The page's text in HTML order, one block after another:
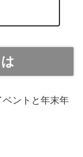
ベントと年末年